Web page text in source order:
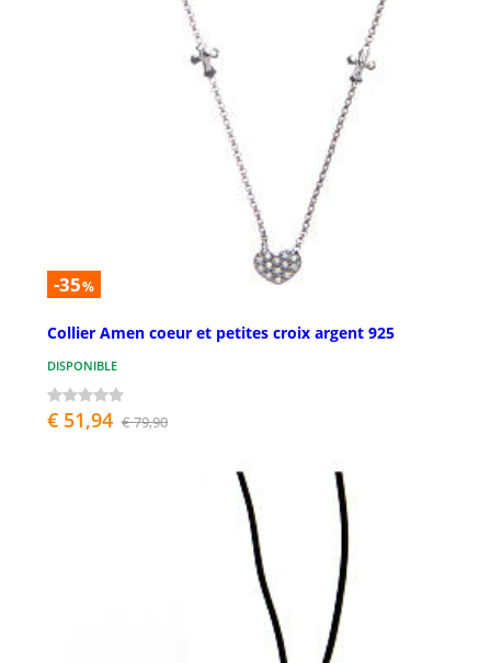
-35%
Collier Amen coeur et petites croix argent 925
DISPONIBLE
€ 51,94 € 79,90